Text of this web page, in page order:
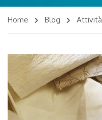
Home Blog Attività